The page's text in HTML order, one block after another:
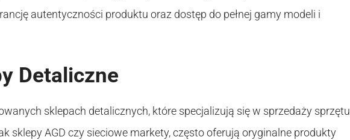
autentyczności produktu oraz dostęp do pełnej gamy modeli i
Detaliczne
sklepach detalicznych, które specjalizują się w sprzedaży sprzętu
sklepy AGD czy sieciowe markety, często oferują oryginalne produkty